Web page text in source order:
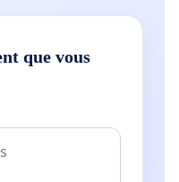
que vous